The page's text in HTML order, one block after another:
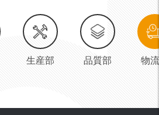
生産部 品質部 物